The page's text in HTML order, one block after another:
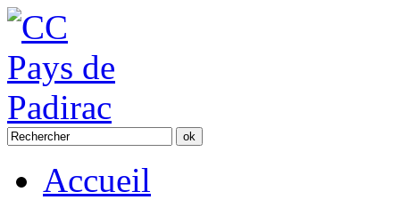
Accueil